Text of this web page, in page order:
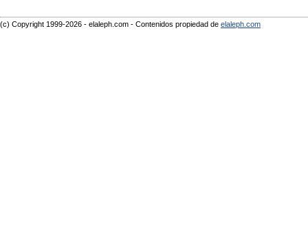
(c) Copyright 1999-2026 - elaleph.com - Contenidos propiedad de elaleph.com